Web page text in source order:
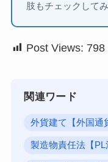
肢もチェックして
Post Views: 798
関連ワード
外貨建て【外国通
製造物責任法【PL